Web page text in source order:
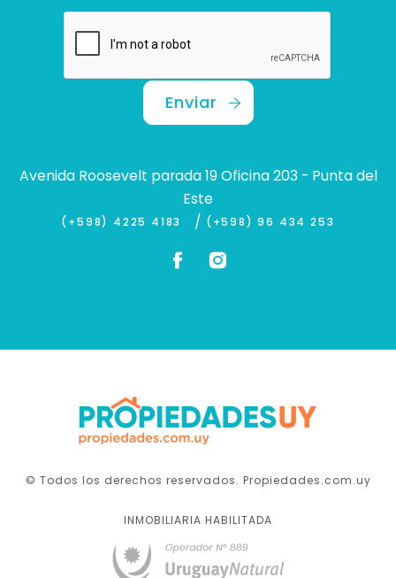
Enviar
Avenida Roosevelt parada 19 Oficina 203 - Punta del
Este
(+598) 4225 4183 / (+598) 96 434 253
© Todos los derechos reservados. Propiedades.com.uy
INMOBILIARIA HABILITADA